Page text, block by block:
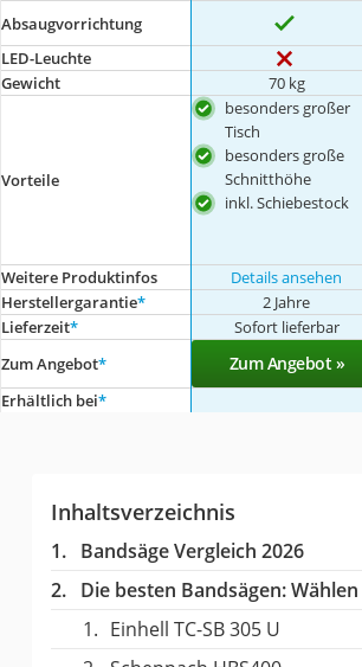
Absaugvorrichtung
LED-Leuchte
Gewicht
70 kg
Vorteile
besonders großer
Tisch
besonders große
Schnitthöhe
inkl. Schiebestock
Weitere Produktinfos Details ansehen
Herstellergarantie* 2 Jahre
Lieferzeit* Sofort lieferbar
Zum Angebot* Zum Angebot »
Erhältlich bei*
Inhaltsverzeichnis
Bandsäge Vergleich 2026
Die besten Bandsägen:Wählen
Einhell TC-SB 305 U